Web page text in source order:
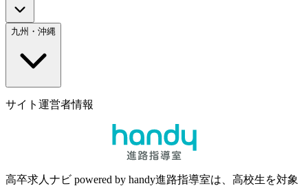
九州・沖縄
サイト運営者情報
高卒求人ナビ powered by handy進路指導室は、高校生を対象